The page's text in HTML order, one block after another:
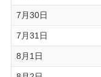
7月30日
7月31日
8月1日